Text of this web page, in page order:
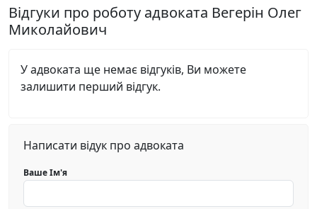
Відгуки про роботу адвоката Вегерін Олег
Миколайович
У адвоката ще немає відгуків, Ви можете
залишити перший відгук.
Написати відук про адвоката
Ваше Ім'я